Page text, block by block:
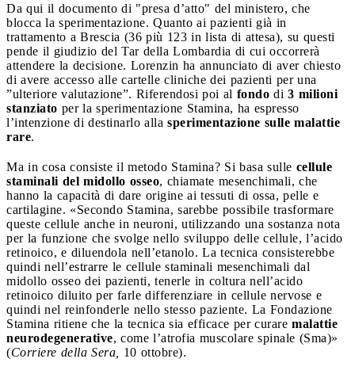
Da qui il documento di "presa d’atto" del ministero, che
blocca la sperimentazione. Quanto ai pazienti già in
trattamento a Brescia (36 più 123 in lista di attesa), su questi
pende il giudizio del Tar della Lombardia di cui occorrerà
attendere la decisione. Lorenzin ha annunciato di aver chiesto
di avere accesso alle cartelle cliniche dei pazienti per una
”ulteriore valutazione”. Riferendosi poi al fondo di 3 milioni
stanziato per la sperimentazione Stamina, ha espresso
l’intenzione di destinarlo alla sperimentazione sulle malattie
rare.
Ma in cosa consiste il metodo Stamina? Si basa sulle cellule
staminali del midollo osseo, chiamate mesenchimali, che
hanno la capacità di dare origine ai tessuti di ossa, pelle e
cartilagine. «Secondo Stamina, sarebbe possibile trasformare
queste cellule anche in neuroni, utilizzando una sostanza nota
per la funzione che svolge nello sviluppo delle cellule, l’acido
retinoico, e diluendola nell’etanolo. La tecnica consisterebbe
quindi nell’estrarre le cellule staminali mesenchimali dal
midollo osseo dei pazienti, tenerle in coltura nell’acido
retinoico diluito per farle differenziare in cellule nervose e
quindi nel reinfonderle nello stesso paziente. La Fondazione
Stamina ritiene che la tecnica sia efficace per curare malattie
neurodegenerative, come l’atrofia muscolare spinale (Sma)»
(Corriere della Sera, 10 ottobre).